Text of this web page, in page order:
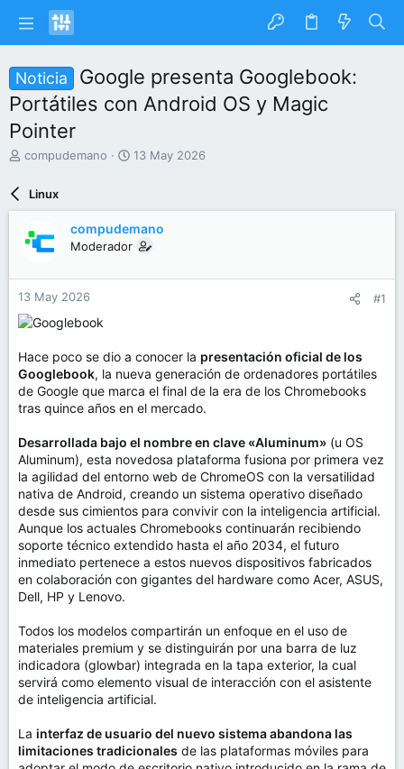
Noticia
Google presenta Googlebook:
Portátiles con Android OS y Magic
Pointer
I
a
r
d
e
l
t
e
m
a
compudemano
F
d
e
n
13 May 2026
Linux
compudemano
Moderador
13 May 2026 #1
Hace poco se dio a conocer la presentación oficial de los
Googlebook, la nueva generación de ordenadores portátiles
de Google que marca el final de la era de los Chromebooks
tras quince años en el mercado.
Desarrollada bajo el nombre en clave «Aluminum» (u OS
Aluminum), esta novedosa plataforma fusiona por primera vez
la agilidad del entorno web de ChromeOS con la versatilidad
nativa de Android, creando un sistema operativo diseñado
desde sus cimientos para convivir con la inteligencia artificial.
Aunque los actuales Chromebooks continuarán recibiendo
soporte técnico extendido hasta el año 2034, el futuro
inmediato pertenece a estos nuevos dispositivos fabricados
en colaboración con gigantes del hardware como Acer, ASUS,
Dell, HP y Lenovo.
Todos los modelos compartirán un enfoque en el uso de
materiales premium y se distinguirán por una barra de luz
indicadora (glowbar) integrada en la tapa exterior, la cual
servirá como elemento visual de interacción con el asistente
de inteligencia artificial.
La interfaz de usuario del nuevo sistema abandona las
limitaciones tradicionales de las plataformas móviles para